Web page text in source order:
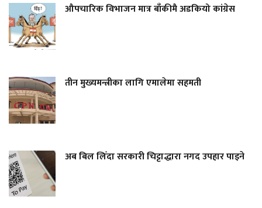
औपचारिक विभाजन मात्र बाँकीमै अडकियो कांग्रेस
तीन मुख्यमन्त्रीका लागि एमालेमा सहमती
अब बिल लिँदा सरकारी चिट्टाद्धारा नगद उपहार पाइने